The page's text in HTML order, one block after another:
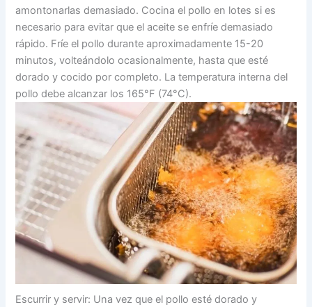
amontonarlas demasiado. Cocina el pollo en lotes si es
necesario para evitar que el aceite se enfríe demasiado
rápido. Fríe el pollo durante aproximadamente 15-20
minutos, volteándolo ocasionalmente, hasta que esté
dorado y cocido por completo. La temperatura interna del
pollo debe alcanzar los 165°F (74°C).
Escurrir y servir: Una vez que el pollo esté dorado y